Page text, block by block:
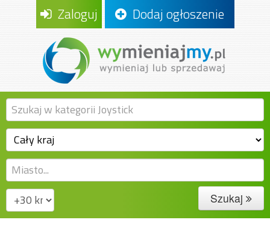
Zaloguj Dodaj ogłoszenie
Szukaj